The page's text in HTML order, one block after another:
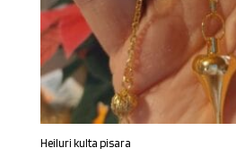
Heiluri kulta pisara